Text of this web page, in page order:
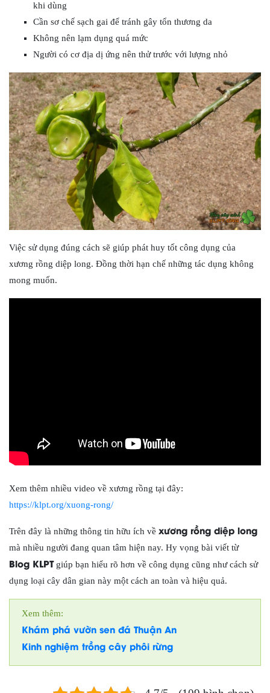
khi dùng
Cần sơ chế sạch gai để tránh gây tổn thương da
Không nên lạm dụng quá mức
Người có cơ địa dị ứng nên thử trước với lượng nhỏ
Việc sử dụng đúng cách sẽ giúp phát huy tốt công dụng của
xương rồng diệp long. Đồng thời hạn chế những tác dụng không
mong muốn.
Xem thêm nhiều video về xương rồng tại đây:
https://klpt.org/xuong-rong/
Trên đây là những thông tin hữu ích về xương rồng diệp long
mà nhiều người đang quan tâm hiện nay. Hy vọng bài viết từ
Blog KLPTgiúp bạn hiểu rõ hơn về công dụng cũng như cách sử
dụng loại cây dân gian này một cách an toàn và hiệu quả.
Xem thêm:
Khám phá vườn sen đá Thuận An
Kinh nghiệm trồng cây phôi rừng